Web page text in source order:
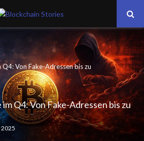
Von Fake-Adressen bis zu
Q4: Von Fake-Adressen bis zu